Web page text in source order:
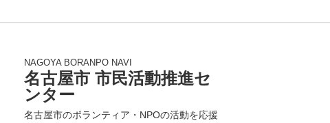
NAGOYA BORANPO NAVI
名古屋市 市民活動推進セ
ンター
名古屋市のボランティア・NPOの活動を応援